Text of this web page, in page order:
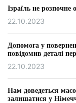
Ізраїль не розпочне
22.10.2023
Допомога у
повідомив деталі
22.10.2023
Нам доведеться
залишатися у